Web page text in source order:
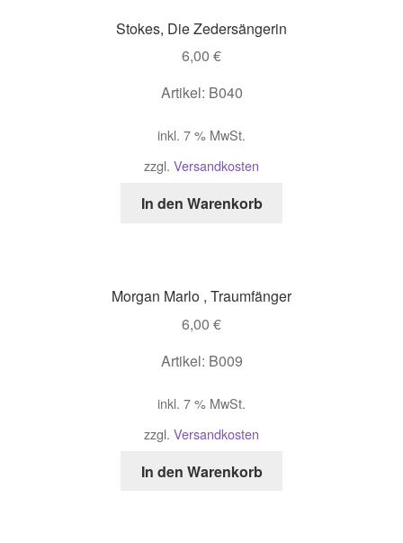
Stokes, Die Zedersängerin
6,00 €
Artikel: B040
inkl. 7 % MwSt.
zzgl. Versandkosten
In den Warenkorb
Morgan Marlo , Traumfänger
6,00 €
Artikel: B009
inkl. 7 % MwSt.
zzgl. Versandkosten
In den Warenkorb